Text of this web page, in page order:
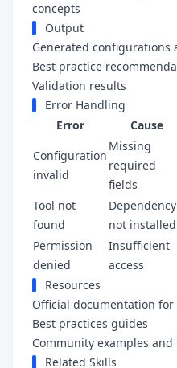
concepts
Output
Generated configurations
Best practice
Validation results
Error Handling
Error
Cause
Configuration
invalid
Missing
required
fields
Tool not
found
Dependency
not installed
Permission
denied
Insufficient
access
Resources
Official documentation
Best practices guides
Community examples
Related Skills